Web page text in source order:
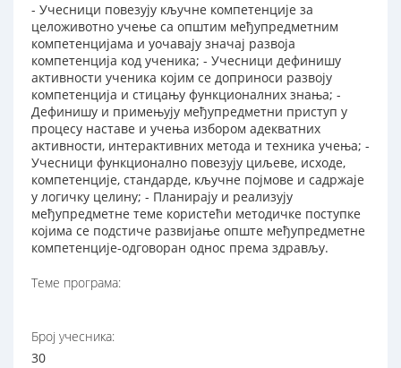
- Учесници повезују кључне компетенције за
целоживотно учење са општим међупредметним
компетенцијама и уочавају значај развоја
компетенција код ученика; - Учесници дефинишу
активности ученика којим се доприноси развоју
компетенција и стицању функционалних знања; -
Дефинишу и примењују међупредметни приступ у
процесу наставе и учења избором адекватних
активности, интерактивних метода и техника учења; -
Учесници функционално повезују циљеве, исходе,
компетенције, стандарде, кључне појмове и садржаје
у логичку целину; - Планирају и реализују
међупредметне теме користећи методичке поступке
којима се подстиче развијање опште међупредметне
компетенције-одговоран однос према здрављу.
Теме програма:
Број учесника:
30